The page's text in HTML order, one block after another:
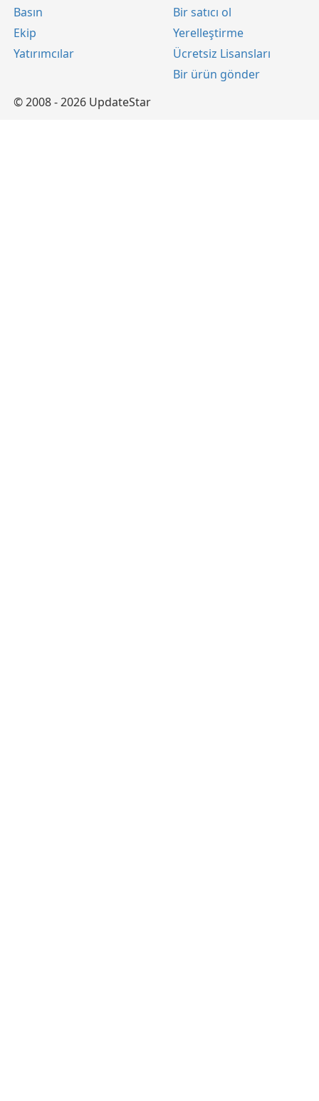
Basın
Ekip
Yatırımcılar
Bir satıcı ol
Yerelleştirme
Ücretsiz Lisansları
Bir ürün gönder
© 2008 - 2026 UpdateStar